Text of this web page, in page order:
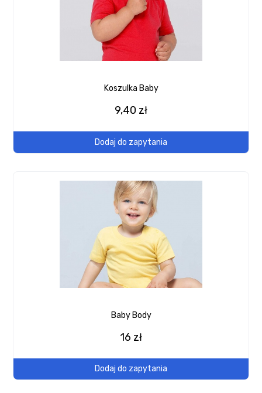
Koszulka Baby
9,40 zł
Dodaj do zapytania
Baby Body
16 zł
Dodaj do zapytania